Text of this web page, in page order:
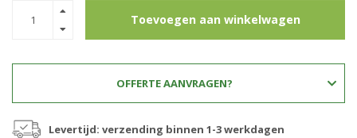
Toevoegen aan winkelwagen
OFFERTE AANVRAGEN?
Levertijd: verzending binnen 1-3 werkdagen